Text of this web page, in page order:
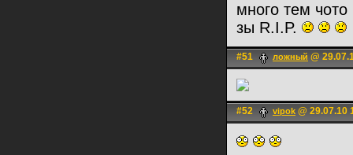
много тем чото
зы R.I.P.
#51 ложный @
#52 vipok @ 29.07.10